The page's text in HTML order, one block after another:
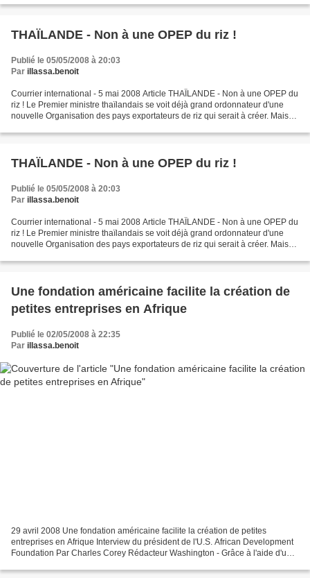
THAÏLANDE - Non à une OPEP du riz !
Publié le 05/05/2008 à 20:03
Par illassa.benoit
Courrier international - 5 mai 2008 Article THAÏLANDE - Non à une OPEP du
riz ! Le Premier ministre thaïlandais se voit déjà grand ordonnateur d'une
nouvelle Organisation des pays exportateurs de riz qui serait à créer. Mais
THAÏLANDE - Non à une OPEP du riz !
Publié le 05/05/2008 à 20:03
Par illassa.benoit
Courrier international - 5 mai 2008 Article THAÏLANDE - Non à une OPEP du
riz ! Le Premier ministre thaïlandais se voit déjà grand ordonnateur d'une
nouvelle Organisation des pays exportateurs de riz qui serait à créer. Mais
Une fondation américaine facilite la création de
petites entreprises en Afrique
Publié le 02/05/2008 à 22:35
Par illassa.benoit
29 avril 2008 Une fondation américaine facilite la création de petites
entreprises en Afrique Interview du président de l'U.S. African Development
Foundation Par Charles Corey Rédacteur Washington - Grâce à l'aide d'une